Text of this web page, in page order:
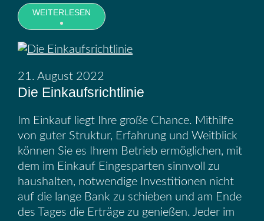
WEITERLESEN
21. August 2022
Die Einkaufsrichtlinie
Im Einkauf liegt Ihre große Chance. Mithilfe
von guter Struktur, Erfahrung und Weitblick
können Sie es Ihrem Betrieb ermöglichen, mit
dem im Einkauf Eingesparten sinnvoll zu
haushalten, notwendige Investitionen nicht
auf die lange Bank zu schieben und am Ende
des Tages die Erträge zu genießen. Jeder im